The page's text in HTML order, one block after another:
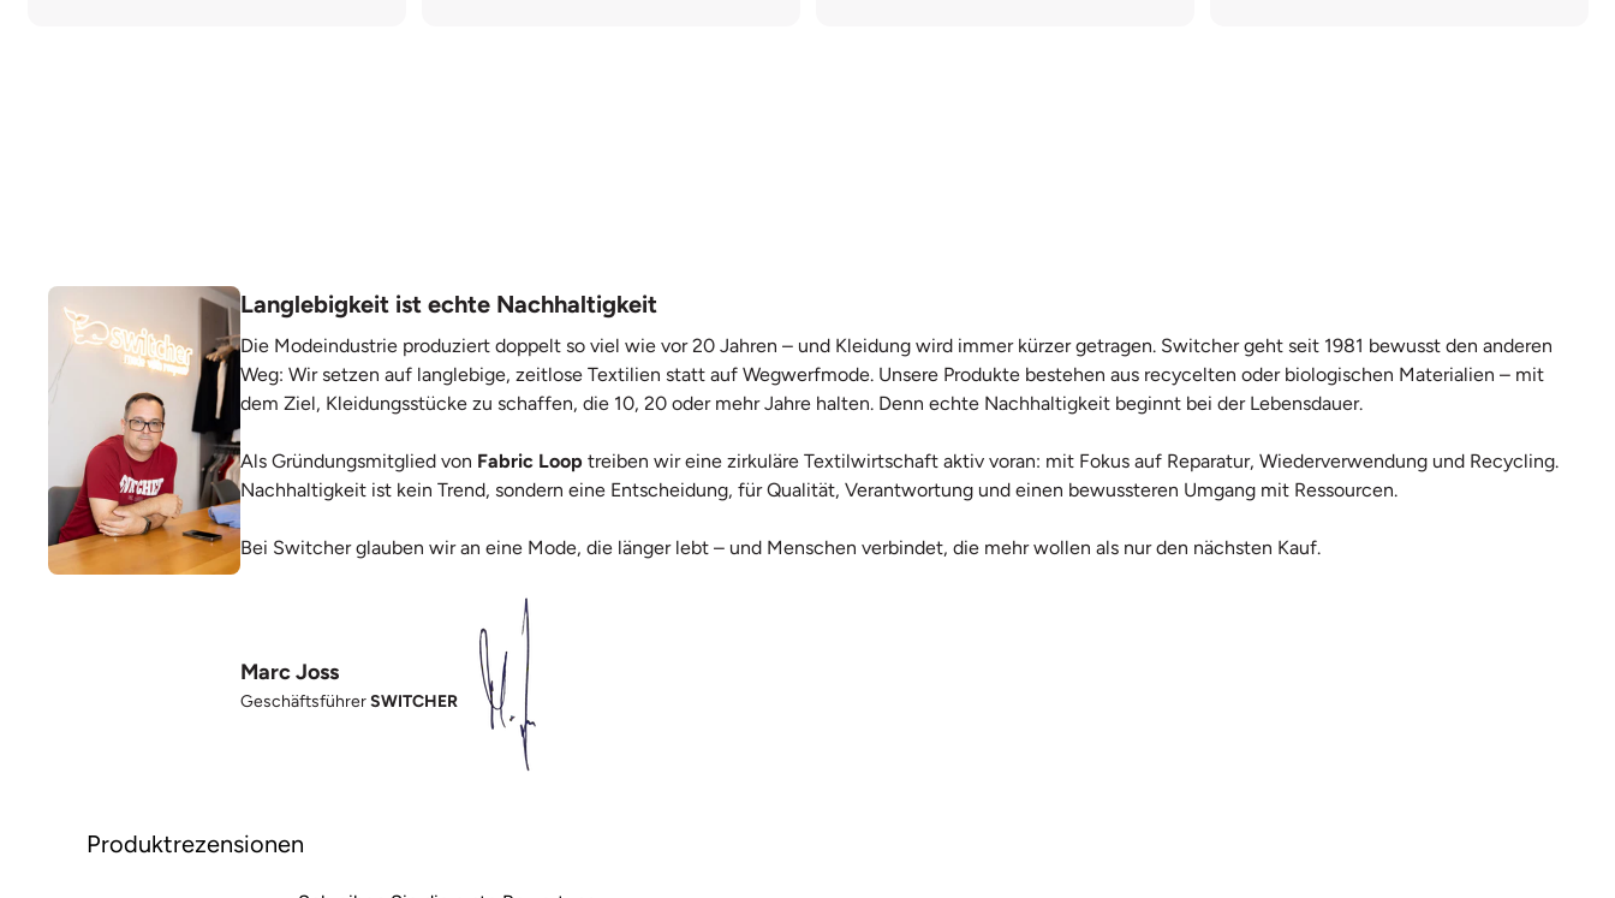
Langlebigkeit ist echte Nachhaltigkeit
Die Modeindustrie produziert doppelt so viel wie vor 20 Jahren – und Kleidung wird immer kürzer getragen. Switcher geht seit 1981 bewusst den anderen
Weg: Wir setzen auf langlebige, zeitlose Textilien statt auf Wegwerfmode. Unsere Produkte bestehen aus recycelten oder biologischen Materialien – mit
dem Ziel, Kleidungsstücke zu schaffen, die 10, 20 oder mehr Jahre halten. Denn echte Nachhaltigkeit beginnt bei der Lebensdauer.
Als Gründungsmitglied von Fabric Loop treiben wir eine zirkuläre Textilwirtschaft aktiv voran: mit Fokus auf Reparatur, Wiederverwendung und Recycling.
Nachhaltigkeit ist kein Trend, sondern eine Entscheidung, für Qualität, Verantwortung und einen bewussteren Umgang mit Ressourcen.
Bei Switcher glauben wir an eine Mode, die länger lebt – und Menschen verbindet, die mehr wollen als nur den nächsten Kauf.
Marc Joss
GeschäftsführerSWITCHER
Produktrezensionen